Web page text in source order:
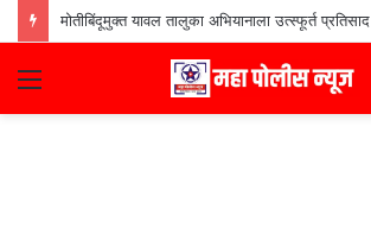
मोतीबिंदूमुक्त यावल तालुका अभियानाला उत्स्फूर्त प्रतिसाद
Menu